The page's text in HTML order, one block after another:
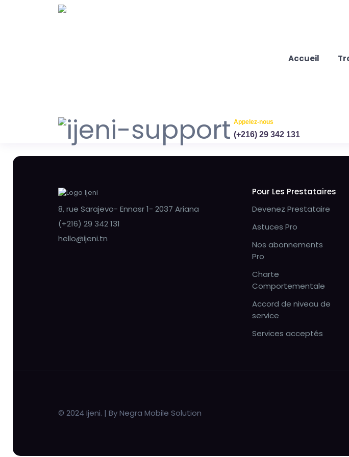
Accueil
Appelez-nous
(+216) 29 342 131
8, rue Sarajevo- Ennasr 1- 2037 Ariana
(+216) 29 342 131
hello@ijeni.tn
Pour Les Prestataires
Devenez Prestataire
Astuces Pro
Nos abonnements
Pro
Charte
Comportementale
Accord de niveau de
service
Services acceptés
© 2024 Ijeni. | By Negra Mobile Solution